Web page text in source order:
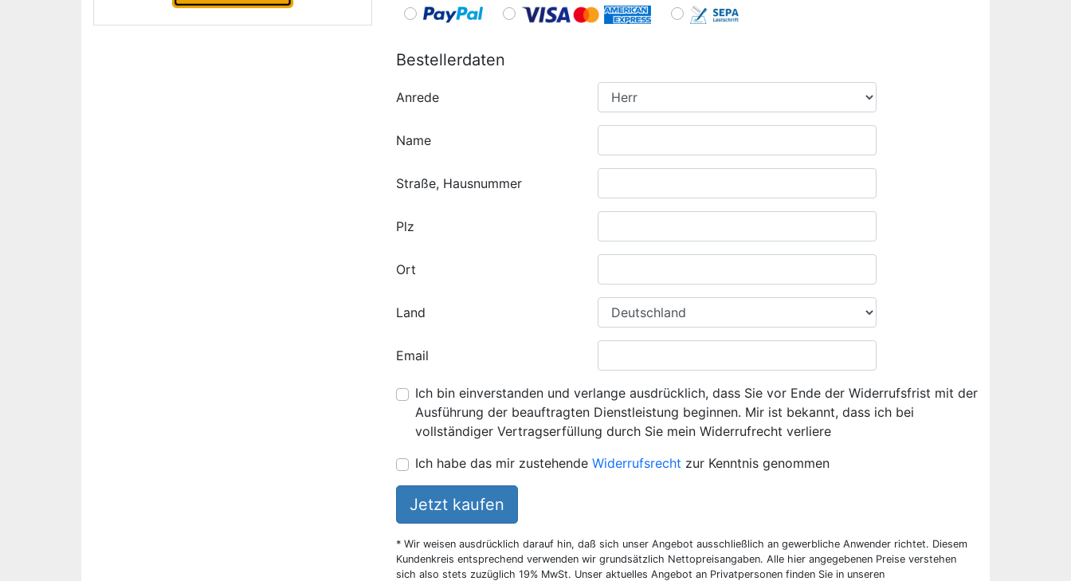
Bestellerdaten
Anrede
Name
Straße, Hausnummer
Plz
Ort
Land
Email
Ich bin einverstanden und verlange ausdrücklich, dass Sie vor Ende der Widerrufsfrist mit der
Ausführung der beauftragten Dienstleistung beginnen. Mir ist bekannt, dass ich bei
vollständiger Vertragserfüllung durch Sie mein Widerrufrecht verliere
Ich habe das mir zustehende Widerrufsrecht zur Kenntnis genommen
Jetzt kaufen
* Wir weisen ausdrücklich darauf hin, daß sich unser Angebot ausschließlich an gewerbliche Anwender richtet. Diesem
Kundenkreis entsprechend verwenden wir grundsätzlich Nettopreisangaben. Alle hier angegebenen Preise verstehen
sich also stets zuzüglich 19% MwSt. Unser aktuelles Angebot an Privatpersonen finden Sie in unseren